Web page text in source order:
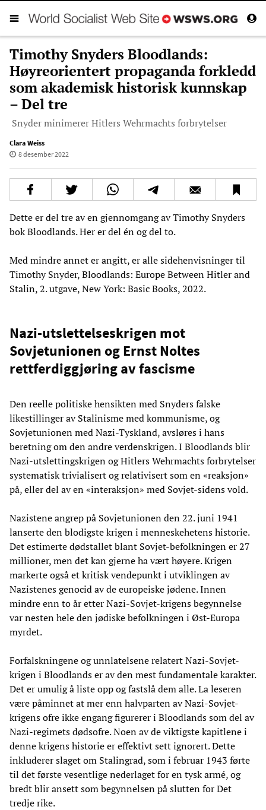
Timothy Snyders Bloodlands:
Høyreorientert propaganda forkledd
som akademisk historisk kunnskap
– Del tre
Snyder minimerer Hitlers Wehrmachts forbrytelser
Clara Weiss
8 desember 2022
Dette er del tre av en gjennomgang av Timothy Snyders
bok Bloodlands. Her er del én og del to.
Med mindre annet er angitt, er alle sidehenvisninger til
Timothy Snyder, Bloodlands: Europe Between Hitler and
Stalin, 2. utgave, New York: Basic Books, 2022.
Nazi-utslettelseskrigen mot
Sovjetunionen og Ernst Noltes
rettferdiggjøring av fascisme
Den reelle politiske hensikten med Snyders falske
likestillinger av Stalinisme med kommunisme, og
Sovjetunionen med Nazi-Tyskland, avsløres i hans
beretning om den andre verdenskrigen. I Bloodlands blir
Nazi-utslettingskrigen og Hitlers Wehrmachts forbrytelser
systematisk trivialisert og relativisert som en «reaksjon»
på, eller del av en «interaksjon» med Sovjet-sidens vold.
Nazistene angrep på Sovjetunionen den 22. juni 1941
lanserte den blodigste krigen i menneskehetens historie.
Det estimerte dødstallet blant Sovjet-befolkningen er 27
millioner, men det kan gjerne ha vært høyere. Krigen
markerte også et kritisk vendepunkt i utviklingen av
Nazistenes genocid av de europeiske jødene. Innen
mindre enn to år etter Nazi-Sovjet-krigens begynnelse
var nesten hele den jødiske befolkningen i Øst-Europa
myrdet.
Forfalskningene og unnlatelsene relatert Nazi-Sovjet-
krigen i Bloodlands er av den mest fundamentale karakter.
Det er umulig å liste opp og fastslå dem alle. La leseren
være påminnet at mer enn halvparten av Nazi-Sovjet-
krigens ofre ikke engang figurerer i Bloodlands som del av
Nazi-regimets dødsofre. Noen av de viktigste kapitlene i
denne krigens historie er effektivt sett ignorert. Dette
inkluderer slaget om Stalingrad, som i februar 1943 førte
til det første vesentlige nederlaget for en tysk armé, og
bredt blir ansett som begynnelsen på slutten for Det
tredje rike.